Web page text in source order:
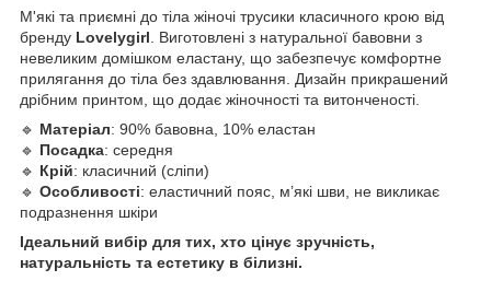
М'які та приємні до тіла жіночі трусики класичного крою від
бренду Lovelygirl . Виготовлені з натуральної бавовни з
невеликим домішком еластану, що забезпечує комфортне
прилягання до тіла без здавлювання. Дизайн прикрашений
дрібним принтом, що додає жіночності та витонченості.
🔹 Матеріал: 90% бавовна, 10% еластан
🔹 Посадка: середня
🔹 Крій: класичний (сліпи)
🔹 Особливості: еластичний пояс, м’які шви, не викликає
подразнення шкіри
Ідеальний вибір для тих, хто цінує зручність,
натуральність та естетику в білизні.